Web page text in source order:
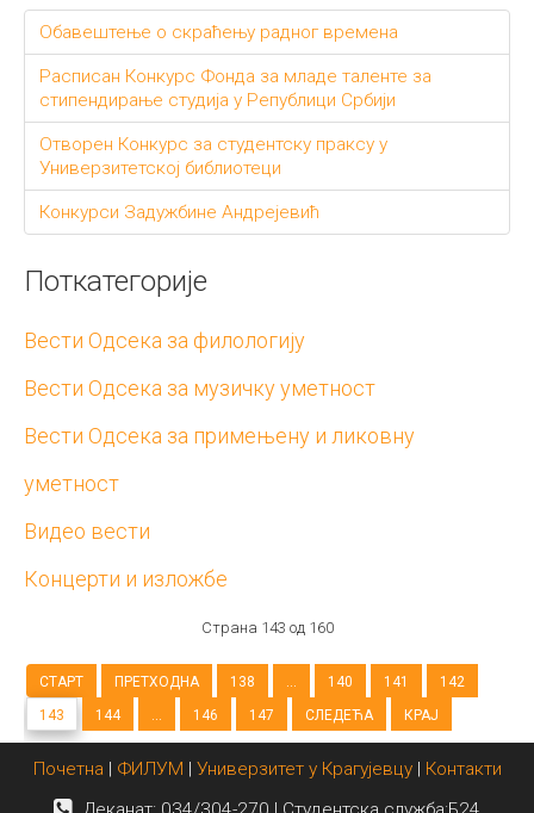
Обавештење о скраћењу радног времена
Расписан Конкурс Фондa за младе таленте за
стипендирање студија у Републици Србији
Отворен Конкурс за студентску праксу у
Универзитетској библиотеци
Конкурси Задужбине Андрејевић
Поткатегорије
Вести Одсека за филологију
Вести Одсека за музичку уметност
Вести Одсека за примењену и ликовну
уметност
Видео вести
Концерти и изложбе
Страна 143 од 160
СТАРТ ПРЕТХОДНА 138 140 141
142
143
144 146 147 СЛЕДЕЋА КРАЈ
Почетна | ФИЛУМ | Универзитет у Крагујевцу| Контакти